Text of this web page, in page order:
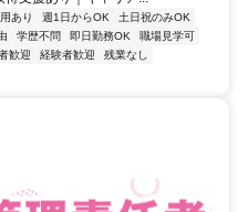
あり 週1日からOK
土日祝のみOK
学歴不問 即日勤務OK
職場見学可
歓迎 経験者歓迎
残業なし